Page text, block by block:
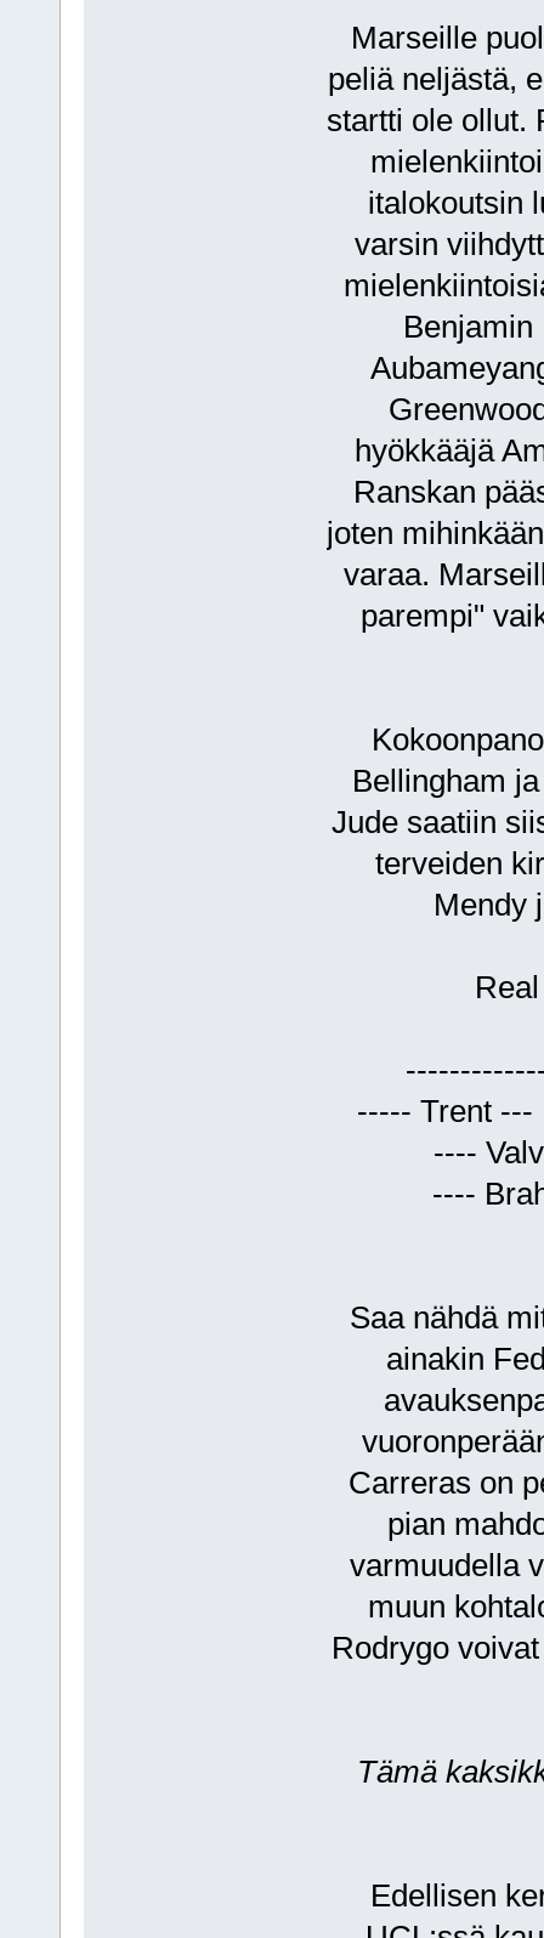
Marseille
peliä neljästä,
startti ole ollut.
italokoutsin
varsin
hyökkääjä
Ranskan
joten
varaa.
parempi"
Bellingham
Jude saatiin
terveiden
Mendy
----- Trent
----
----
Saa nähdä
ainakin
Carreras on
pian
varmuudella
muun
Rodrygo
Tämä
Edellisen